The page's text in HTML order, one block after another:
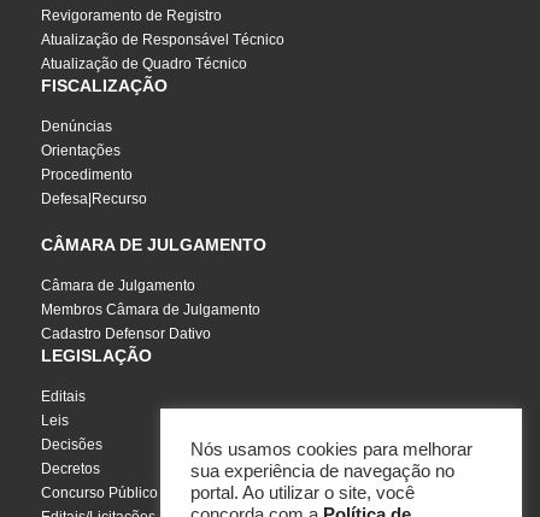
Revigoramento de Registro
Atualização de Responsável Técnico
Atualização de Quadro Técnico
FISCALIZAÇÃO
Denúncias
Orientações
Procedimento
Defesa|Recurso
CÂMARA DE JULGAMENTO
Câmara de Julgamento
Membros Câmara de Julgamento
Cadastro Defensor Dativo
LEGISLAÇÃO
Editais
Leis
Decisões
Decretos
Concurso Público
Nós usamos cookies para melhorar
sua experiência de navegação no
portal. Ao utilizar o site, você